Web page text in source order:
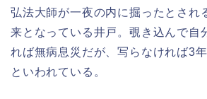
弘法大師が一夜の内に掘ったとされ
来となっている井戸。覗き込んで自
れば無病息災だが、写らなければ3
といわれている。